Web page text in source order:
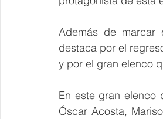
Además de marcar
destaca por el
y por el gran elenco
En este gran elenco
Óscar Acosta,